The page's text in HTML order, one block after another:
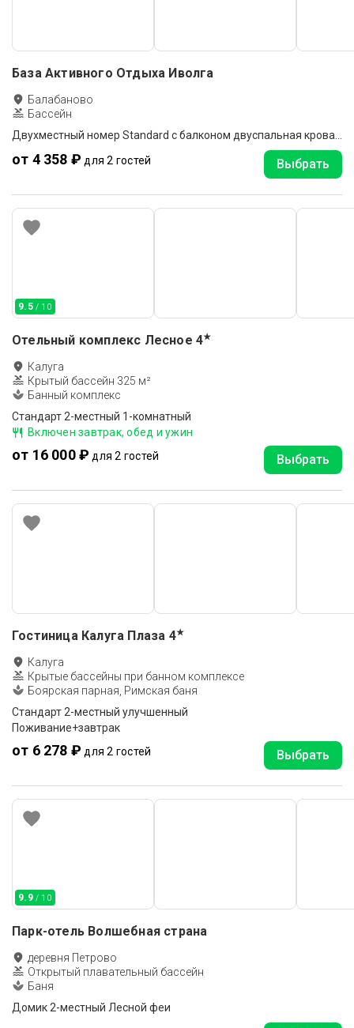
База Активного Отдыха Иволга
Балабаново
Бассейн
от 4 358 ₽ для 2 гостей Выбрать
9.5 / 10
Отельный комплекс Лесное 4★
Калуга
Крытый бассейн 325 м²
Банный комплекс
Стандарт 2-местный 1-комнатный
Включен завтрак, обед и ужин
от 16 000 ₽ для 2 гостей Выбрать
Гостиница Калуга Плаза 4★
Калуга
Крытые бассейны при банном комплексе
Боярская парная, Римская баня
Стандарт 2-местный улучшенный
Поживание+завтрак
от 6 278 ₽ для 2 гостей Выбрать
9.9 / 10
Парк-отель Волшебная страна
деревня Петрово
Открытый плавательный бассейн
Баня
Домик 2-местный Лесной феи